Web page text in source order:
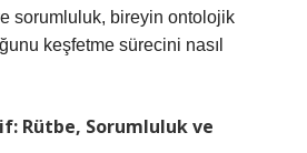
sorumluluk, bireyin ontolojik
keşfetme sürecini nasıl
Rütbe, Sorumluluk ve